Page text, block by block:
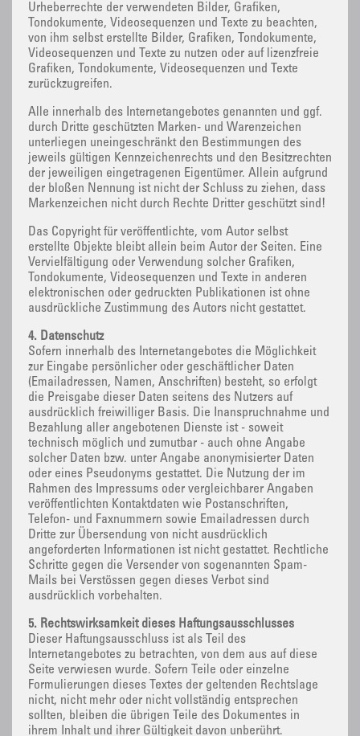
Urheberrechte der verwendeten Bilder, Grafiken,
Tondokumente, Videosequenzen und Texte zu beachten,
von ihm selbst erstellte Bilder, Grafiken, Tondokumente,
Videosequenzen und Texte zu nutzen oder auf lizenzfreie
Grafiken, Tondokumente, Videosequenzen und Texte
zurückzugreifen.
Alle innerhalb des Internetangebotes genannten und ggf.
durch Dritte geschützten Marken- und Warenzeichen
unterliegen uneingeschränkt den Bestimmungen des
jeweils gültigen Kennzeichenrechts und den Besitzrechten
der jeweiligen eingetragenen Eigentümer. Allein aufgrund
der bloßen Nennung ist nicht der Schluss zu ziehen, dass
Markenzeichen nicht durch Rechte Dritter geschützt sind!
Das Copyright für veröffentlichte, vom Autor selbst
erstellte Objekte bleibt allein beim Autor der Seiten. Eine
Vervielfältigung oder Verwendung solcher Grafiken,
Tondokumente, Videosequenzen und Texte in anderen
elektronischen oder gedruckten Publikationen ist ohne
ausdrückliche Zustimmung des Autors nicht gestattet.
4. Datenschutz
Sofern innerhalb des Internetangebotes die Möglichkeit
zur Eingabe persönlicher oder geschäftlicher Daten
(Emailadressen, Namen, Anschriften) besteht, so erfolgt
die Preisgabe dieser Daten seitens des Nutzers auf
ausdrücklich freiwilliger Basis. Die Inanspruchnahme und
Bezahlung aller angebotenen Dienste ist - soweit
technisch möglich und zumutbar - auch ohne Angabe
solcher Daten bzw. unter Angabe anonymisierter Daten
oder eines Pseudonyms gestattet. Die Nutzung der im
Rahmen des Impressums oder vergleichbarer Angaben
veröffentlichten Kontaktdaten wie Postanschriften,
Telefon- und Faxnummern sowie Emailadressen durch
Dritte zur Übersendung von nicht ausdrücklich
angeforderten Informationen ist nicht gestattet. Rechtliche
Schritte gegen die Versender von sogenannten Spam-
Mails bei Verstössen gegen dieses Verbot sind
ausdrücklich vorbehalten.
5. Rechtswirksamkeit dieses Haftungsausschlusses
Dieser Haftungsausschluss ist als Teil des
Internetangebotes zu betrachten, von dem aus auf diese
Seite verwiesen wurde. Sofern Teile oder einzelne
Formulierungen dieses Textes der geltenden Rechtslage
nicht, nicht mehr oder nicht vollständig entsprechen
sollten, bleiben die übrigen Teile des Dokumentes in
ihrem Inhalt und ihrer Gültigkeit davon unberührt.